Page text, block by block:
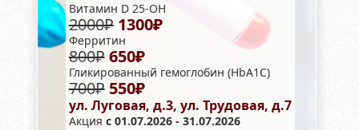
Витамин D 25-OH
2000₽1300₽
Ферритин
800₽650₽
Гликированный гемоглобин (HbA1С)
700₽550₽
ул. Луговая, д.3, ул. Трудовая, д.7
Акция с 01.07.2026 - 31.07.2026